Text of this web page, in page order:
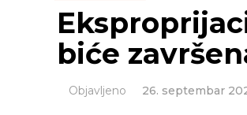
biće
Objavljeno 26. septembar